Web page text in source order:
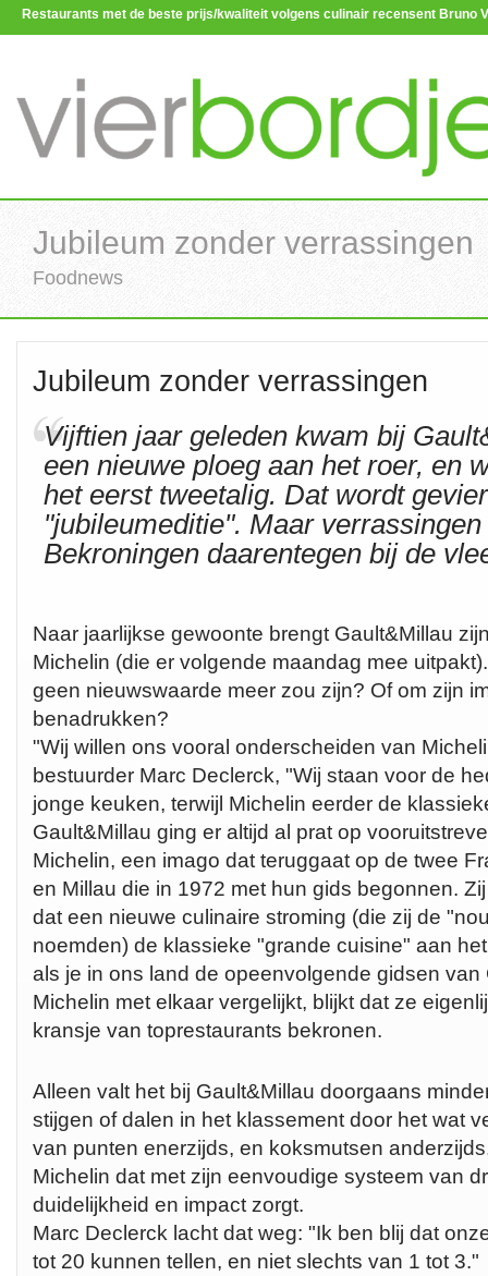
Restaurants met de beste prijs/kwaliteit volgens culinair recensent Bruno
Jubileum zonder verrassingen
Foodnews
Jubileum zonder verrassingen
Vijftien jaar geleden kwam bij
een nieuwe ploeg aan het roer, en
het eerst tweetalig. Dat wordt
"jubileumeditie". Maar
Bekroningen daarentegen bij de
Naar jaarlijkse gewoonte brengt Gault&Millau
Michelin (die er volgende maandag mee
geen nieuwswaarde meer zou zijn? Of om zijn
benadrukken?
"Wij willen ons vooral onderscheiden van
bestuurder Marc Declerck, "Wij staan voor de
jonge keuken, terwijl Michelin eerder de
Gault&Millau ging er altijd al prat op
Michelin, een imago dat teruggaat op de twee
en Millau die in 1972 met hun gids begonnen.
dat een nieuwe culinaire stroming (die zij de
noemden) de klassieke "grande cuisine" aan
als je in ons land de opeenvolgende gidsen van
Michelin met elkaar vergelijkt, blijkt dat ze
kransje van toprestaurants bekronen.
Alleen valt het bij Gault&Millau doorgaans
stijgen of dalen in het klassement door het wat
van punten enerzijds, en koksmutsen
Michelin dat met zijn eenvoudige systeem van
duidelijkheid en impact zorgt.
Marc Declerck lacht dat weg: "Ik ben blij dat
tot 20 kunnen tellen, en niet slechts van 1 tot 3."